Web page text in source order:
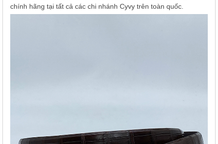
chính hãng tại tất cả các chi nhánh Cyvy trên toàn quốc.